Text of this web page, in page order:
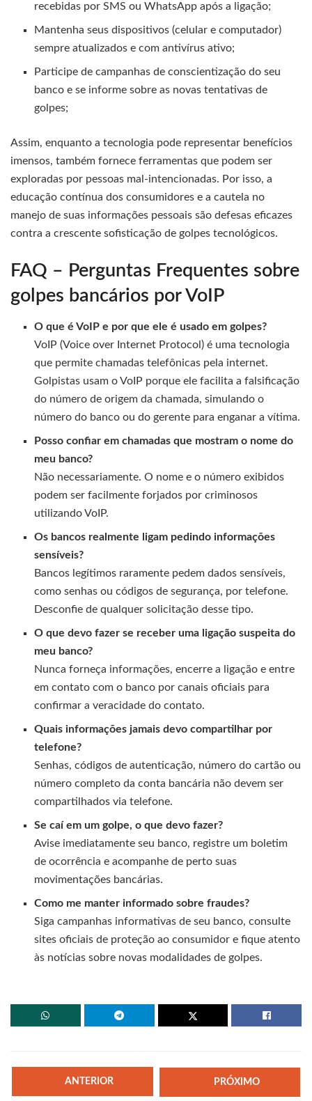
recebidas por SMS ou WhatsApp após a ligação;
Mantenha seus dispositivos (celular e computador)
sempre atualizados e com antivírus ativo;
Participe de campanhas de conscientização do seu
banco e se informe sobre as novas tentativas de
golpes;
Assim, enquanto a tecnologia pode representar benefícios
imensos, também fornece ferramentas que podem ser
exploradas por pessoas mal-intencionadas. Por isso, a
educação contínua dos consumidores e a cautela no
manejo de suas informações pessoais são defesas eficazes
contra a crescente sofisticação de golpes tecnológicos.
FAQ – Perguntas Frequentes sobre
golpes bancários por VoIP
O que é VoIP e por que ele é usado em golpes?
VoIP (Voice over Internet Protocol) é uma tecnologia
que permite chamadas telefônicas pela internet.
Golpistas usam o VoIP porque ele facilita a falsificação
do número de origem da chamada, simulando o
número do banco ou do gerente para enganar a vítima.
Posso confiar em chamadas que mostram o nome do
meu banco?
Não necessariamente. O nome e o número exibidos
podem ser facilmente forjados por criminosos
utilizando VoIP.
Os bancos realmente ligam pedindo informações
sensíveis?
Bancos legítimos raramente pedem dados sensíveis,
como senhas ou códigos de segurança, por telefone.
Desconfie de qualquer solicitação desse tipo.
O que devo fazer se receber uma ligação suspeita do
meu banco?
Nunca forneça informações, encerre a ligação e entre
em contato com o banco por canais oficiais para
confirmar a veracidade do contato.
Quais informações jamais devo compartilhar por
telefone?
Senhas, códigos de autenticação, número do cartão ou
número completo da conta bancária não devem ser
compartilhados via telefone.
Se caí em um golpe, o que devo fazer?
Avise imediatamente seu banco, registre um boletim
de ocorrência e acompanhe de perto suas
movimentações bancárias.
Como me manter informado sobre fraudes?
Siga campanhas informativas de seu banco, consulte
sites oficiais de proteção ao consumidor e fique atento
às notícias sobre novas modalidades de golpes.
ANTERIOR PRÓXIMO